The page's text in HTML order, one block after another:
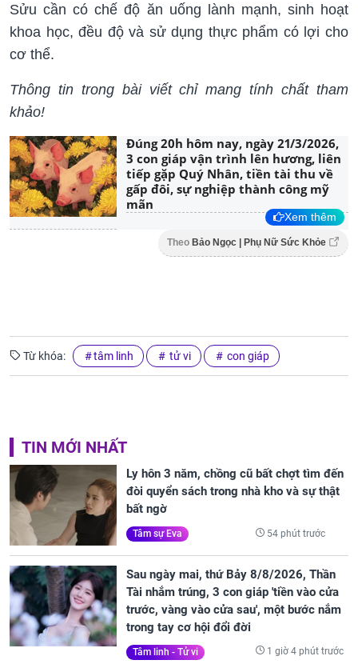
Sửu cần có chế độ ăn uống lành mạnh, sinh hoạt
khoa học, đều độ và sử dụng thực phẩm có lợi cho
cơ thể.
Thông tin trong bài viết chỉ mang tính chất tham
khảo!
Đúng 20h hôm nay, ngày 21/3/2026,
3 con giáp vận trình lên hương, liên
tiếp gặp Quý Nhân, tiền tài thu về
gấp đôi, sự nghiệp thành công mỹ
mãn
Xem thêm
Theo Bảo Ngọc | Phụ Nữ Sức Khỏe
Từ khóa: tâm linh tử vi con giáp
TIN MỚI NHẤT
Ly hôn 3 năm, chồng cũ bất chợt tìm đến
đòi quyển sách trong nhà kho và sự thật
bất ngờ
Tâm sự Eva 54 phút trước
Sau ngày mai, thứ Bảy 8/8/2026, Thần
Tài nhắm trúng, 3 con giáp 'tiền vào cửa
trước, vàng vào cửa sau', một bước nắm
trong tay cơ hội đổi đời
Tâm linh - Tử vi 1 giờ 4 phút trước